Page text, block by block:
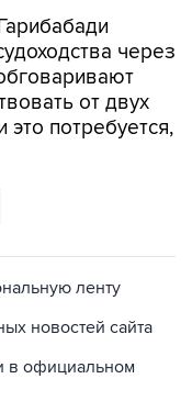
через
от двух
потребуется,
ленту
новостей сайта
в официальном